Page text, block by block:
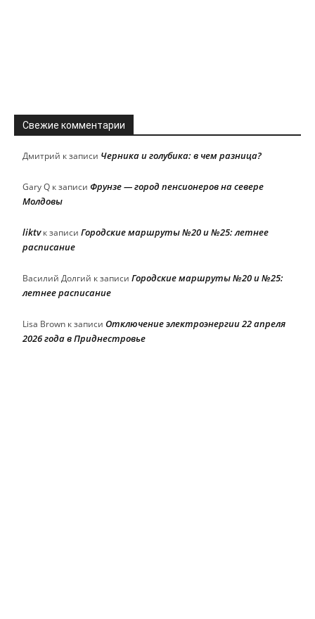
Свежие комментарии
Дмитрий к записи Черника и голубика: в чем разница?
Gary Q к записи Фрунзе — город пенсионеров на севере
Молдовы
liktvк записи Городские маршруты №20 и №25: летнее
расписание
Василий Долгий к записи Городские маршруты №20 и №25:
летнее расписание
Lisa Brown к записи Отключение электроэнергии 22 апреля
2026 года в Приднестровье